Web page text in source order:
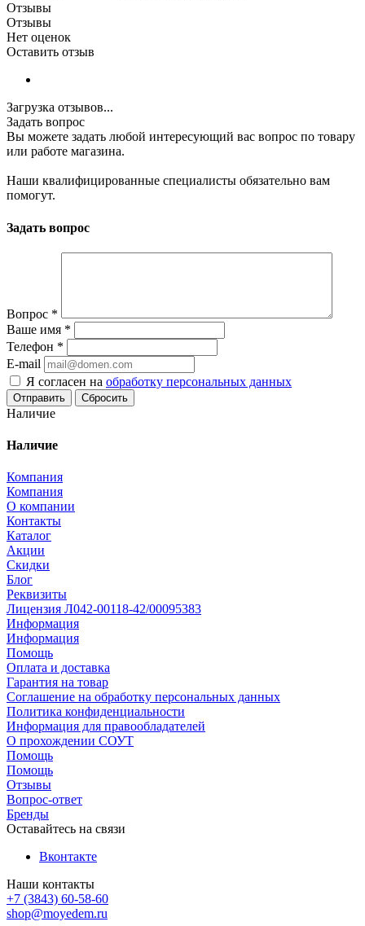
Отзывы
Отзывы
Нет оценок
Оставить отзыв
Загрузка отзывов...
Задать вопрос
Вы можете задать любой интересующий вас вопрос по товару
или работе магазина.
Наши квалифицированные специалисты обязательно вам
помогут.
Задать вопрос
Вопрос *
Ваше имя *
Телефон *
E-mail
Я согласен на обработку персональных данных
Сбросить
Наличие
Наличие
Компания
Компания
О компании
Контакты
Каталог
Акции
Скидки
Блог
Реквизиты
Лицензия Л042-00118-42/00095383
Информация
Информация
Помощь
Оплата и доставка
Гарантия на товар
Соглашение на обработку персональных данных
Политика конфиденциальности
Информация для правообладателей
О прохождении СОУТ
Помощь
Помощь
Отзывы
Вопрос-ответ
Бренды
Оставайтесь на связи
Вконтакте
Наши контакты
+7 (3843) 60-58-60
shop@moyedem.ru